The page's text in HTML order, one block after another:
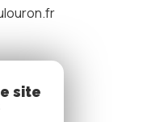
site